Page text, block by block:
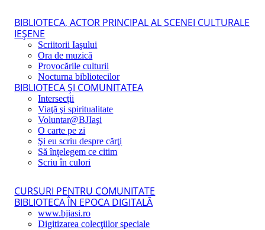
BIBLIOTECA, ACTOR PRINCIPAL AL SCENEI CULTURALE
IEŞENE
Scriitorii Iaşului
Ora de muzică
Provocările culturii
Nocturna bibliotecilor
BIBLIOTECA ŞI COMUNITATEA
Intersecţii
Viaţă şi spiritualitate
Voluntar@BJIaşi
O carte pe zi
Şi eu scriu despre cărţi
Să înţelegem ce citim
Scriu în culori
CURSURI PENTRU COMUNITATE
BIBLIOTECA ÎN EPOCA DIGITALĂ
www.bjiasi.ro
Digitizarea colecţiilor speciale